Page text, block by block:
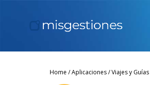
Home /Aplicaciones/Viajes y Guías